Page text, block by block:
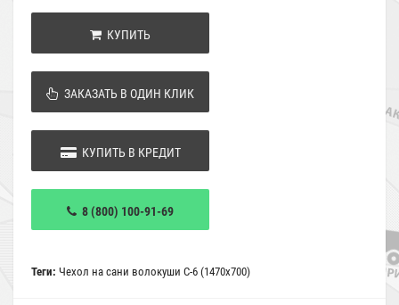
КУПИТЬ
ЗАКАЗАТЬ В ОДИН КЛИК
КУПИТЬ В КРЕДИТ
8 (800) 100-91-69
Теги: Чехол на сани волокуши С-6 (1470х700)